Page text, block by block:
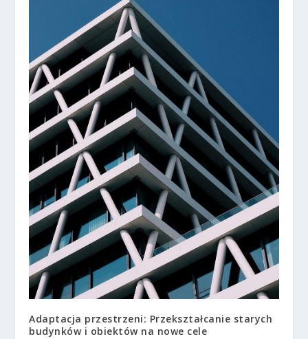
Adaptacja przestrzeni: Przekształcanie starych
budynków i obiektów na nowe cele